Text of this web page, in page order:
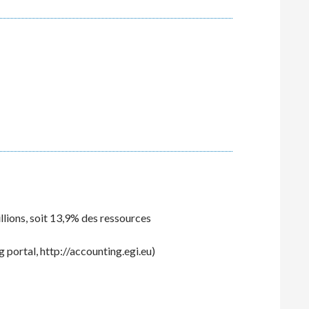
soit 13,9% des ressources
portal, http://accounting.egi.eu)